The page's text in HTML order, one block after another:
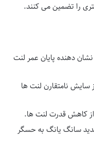
را تضمین می کنند.
نشان دهنده پایان عمر لنت
سایش نامتقارن لنت ها
کاهش قدرت لنت ها.
سانگ یانگ به حسگر